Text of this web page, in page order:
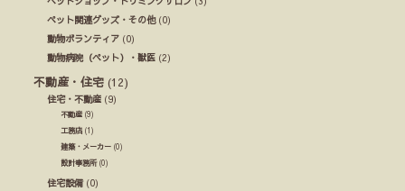
ペット関連グッズ・その他(0)
動物ボランティア (0)
動物病院（ペット）・獣医 (2)
不動産・住宅 (12)
住宅・不動産 (9)
不動産 (9)
工務店 (1)
建築・メーカー (0)
設計事務所(0)
住宅設備(0)